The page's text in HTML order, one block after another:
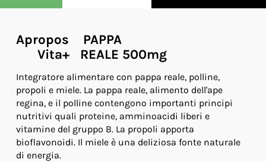
Apropos PAPPA
Vita+ REALE 500mg
Integratore alimentare con pappa reale, polline,
propoli e miele. La pappa reale, alimento dell'ape
regina, e il polline contengono importanti principi
nutritivi quali proteine, amminoacidi liberi e
vitamine del gruppo B. La propoli apporta
bioflavonoidi. Il miele è una deliziosa fonte naturale
di energia.